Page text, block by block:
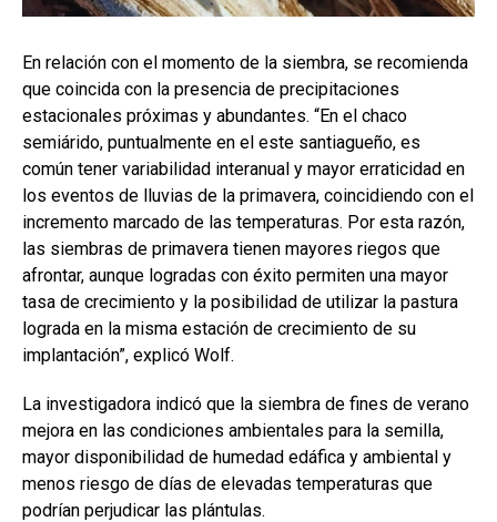
En relación con el momento de la siembra, se recomienda
que coincida con la presencia de precipitaciones
estacionales próximas y abundantes. “En el chaco
semiárido, puntualmente en el este santiagueño, es
común tener variabilidad interanual y mayor erraticidad en
los eventos de lluvias de la primavera, coincidiendo con el
incremento marcado de las temperaturas. Por esta razón,
las siembras de primavera tienen mayores riegos que
afrontar, aunque logradas con éxito permiten una mayor
tasa de crecimiento y la posibilidad de utilizar la pastura
lograda en la misma estación de crecimiento de su
implantación”, explicó Wolf.
La investigadora indicó que la siembra de fines de verano
mejora en las condiciones ambientales para la semilla,
mayor disponibilidad de humedad edáfica y ambiental y
menos riesgo de días de elevadas temperaturas que
podrían perjudicar las plántulas.